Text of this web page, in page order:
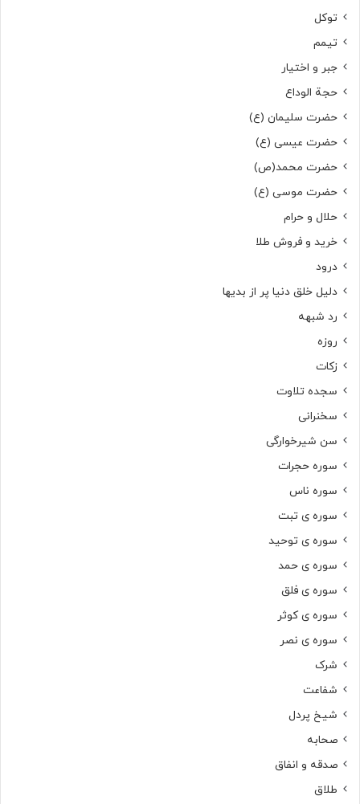
توکل
تیمم
جبر و اختیار
حجة الوداع
حضرت سلیمان (ع)
حضرت عیسی (ع)
حضرت محمد(ص)
حضرت موسی (ع)
حلال و حرام
خرید و فروش طلا
درود
دلیل خلق دنیا پر از بدیها
رد شبهه
روزه
زکات
سجده تلاوت
سخنرانی
سن شیرخوارگی
سوره حجرات
سوره ناس
سوره ی تبت
سوره ی توحید
سوره ی حمد
سوره ی فلق
سوره ی کوثر
سوره ی نصر
شرک
شفاعت
شیخ پردل
صحابه
صدقه و انفاق
طلاق